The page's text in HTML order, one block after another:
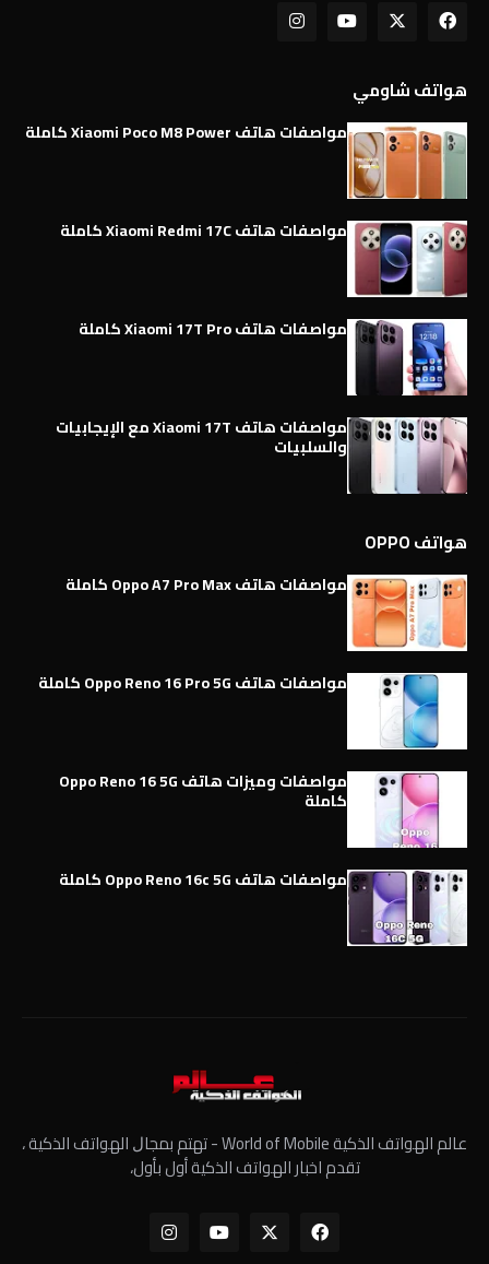
هواتف شاومي
مواصفات هاتف Xiaomi Poco M8 Power كاملة
مواصفات هاتف Xiaomi Redmi 17C كاملة
مواصفات هاتف Xiaomi 17T Pro كاملة
مواصفات هاتف Xiaomi 17T مع الإيجابيات
والسلبيات
هواتف OPPO
مواصفات هاتف Oppo A7 Pro Max كاملة
مواصفات هاتف Oppo Reno 16 Pro 5G كاملة
مواصفات وميزات هاتف Oppo Reno 16 5G
كاملة
مواصفات هاتف Oppo Reno 16c 5G كاملة
عالم الهواتف الذكية World of Mobile - ﺗﻬﺘﻢ ﺑﻤﺠﺎﻝ الهواتف الذكية ،
تقدم اخبار الهواتف الذكية أول بأول،